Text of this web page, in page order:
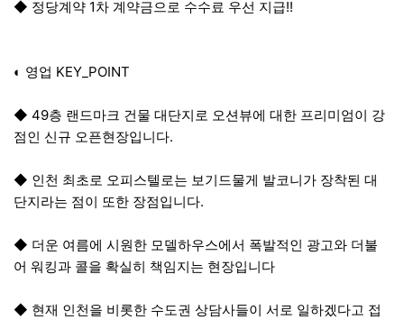
◆ 정당계약 1차 계약금으로 수수료 우선 지급!!
◐ 영업 KEY_POINT
◆ 49층 랜드마크 건물 대단지로 오션뷰에 대한 프리미엄이 강
점인 신규 오픈현장입니다.
◆ 인천 최초로 오피스텔로는 보기드물게 발코니가 장착된 대
단지라는 점이 또한 장점입니다.
◆ 더운 여름에 시원한 모델하우스에서 폭발적인 광고와 더불
어 워킹과 콜을 확실히 책임지는 현장입니다
◆ 현재 인천을 비롯한 수도권 상담사들이 서로 일하겠다고 접